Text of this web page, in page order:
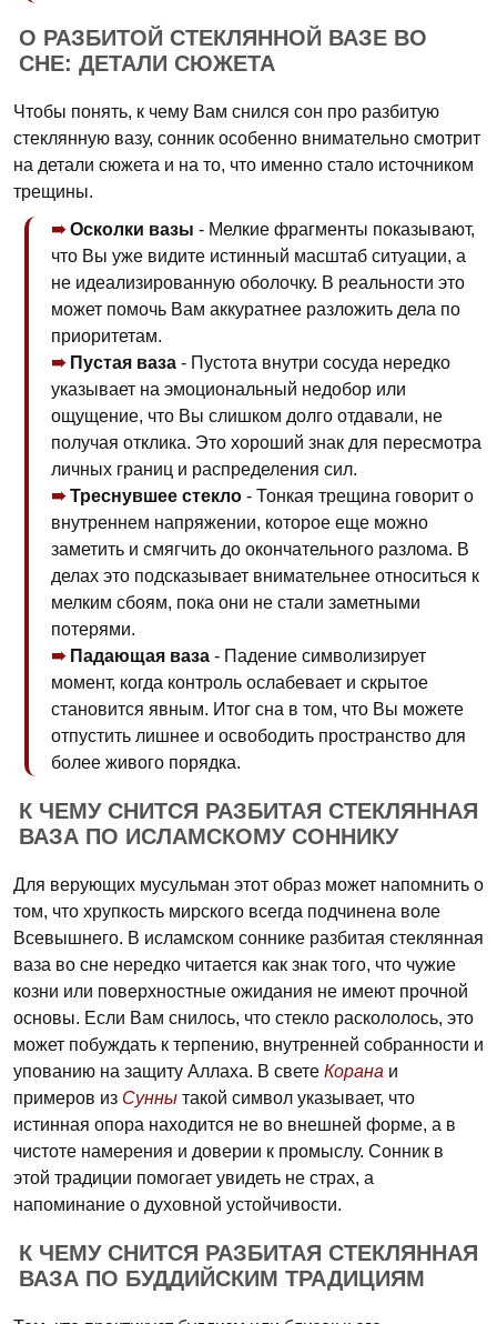
О РАЗБИТОЙ СТЕКЛЯННОЙ ВАЗЕ ВО
СНЕ: ДЕТАЛИ СЮЖЕТА
Чтобы понять, к чему Вам снился сон про разбитую
стеклянную вазу, сонник особенно внимательно смотрит
на детали сюжета и на то, что именно стало источником
трещины.
Осколки вазы - Мелкие фрагменты показывают,
что Вы уже видите истинный масштаб ситуации, а
не идеализированную оболочку. В реальности это
может помочь Вам аккуратнее разложить дела по
приоритетам.
Пустая ваза - Пустота внутри сосуда нередко
указывает на эмоциональный недобор или
ощущение, что Вы слишком долго отдавали, не
получая отклика. Это хороший знак для пересмотра
личных границ и распределения сил.
Треснувшее стекло - Тонкая трещина говорит о
внутреннем напряжении, которое еще можно
заметить и смягчить до окончательного разлома. В
делах это подсказывает внимательнее относиться к
мелким сбоям, пока они не стали заметными
потерями.
Падающая ваза - Падение символизирует
момент, когда контроль ослабевает и скрытое
становится явным. Итог сна в том, что Вы можете
отпустить лишнее и освободить пространство для
более живого порядка.
К ЧЕМУ СНИТСЯ РАЗБИТАЯ СТЕКЛЯННАЯ
ВАЗА ПО ИСЛАМСКОМУ СОННИКУ
Для верующих мусульман этот образ может напомнить о
том, что хрупкость мирского всегда подчинена воле
Всевышнего. В исламском соннике разбитая стеклянная
ваза во сне нередко читается как знак того, что чужие
козни или поверхностные ожидания не имеют прочной
основы. Если Вам снилось, что стекло раскололось, это
может побуждать к терпению, внутренней собранности и
упованию на защиту Аллаха. В свете Корана и
примеров из Сунны такой символ указывает, что
истинная опора находится не во внешней форме, а в
чистоте намерения и доверии к промыслу. Сонник в
этой традиции помогает увидеть не страх, а
напоминание о духовной устойчивости.
К ЧЕМУ СНИТСЯ РАЗБИТАЯ СТЕКЛЯННАЯ
ВАЗА ПО БУДДИЙСКИМ ТРАДИЦИЯМ